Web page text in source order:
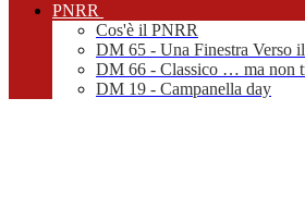
PNRR
Cos'è il PNRR
DM 65 - Una Finestra Verso
DM 66 - Classico … ma non
DM 19 - Campanella day